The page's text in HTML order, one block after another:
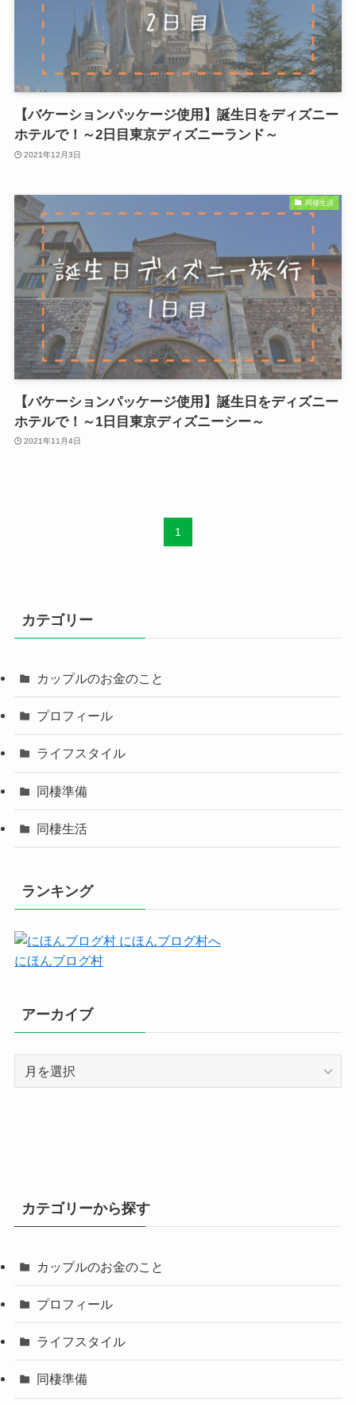
【バケーションパッケージ使用】誕生日をディズニー
ホテルで！～2日目東京ディズニーランド～
2021年12月3日
同棲生活
【バケーションパッケージ使用】誕生日をディズニー
ホテルで！～1日目東京ディズニーシー～
2021年11月4日
1
カテゴリー
カップルのお金のこと
プロフィール
ライフスタイル
同棲準備
同棲生活
ランキング
にほんブログ村
アーカイブ
カテゴリーから探す
カップルのお金のこと
プロフィール
ライフスタイル
同棲準備